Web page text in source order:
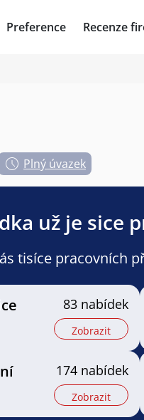
Preference Recenze
Plný úvazek
už je sice
tisíce pracovních
83 nabídek
Zobrazit
174 nabídek
Zobrazit